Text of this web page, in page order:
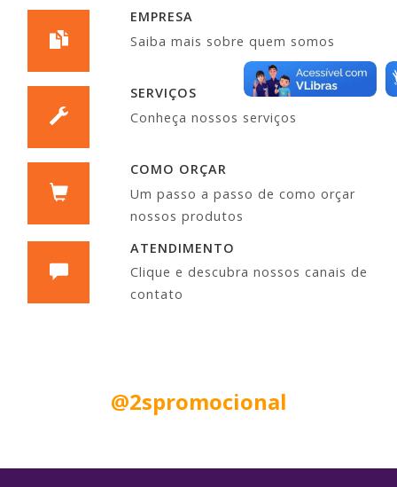
EMPRESA
Saiba mais sobre quem somos
SERVIÇOS
Conheça nossos serviços
COMO ORÇAR
Um passo a passo de como orçar
nossos produtos
ATENDIMENTO
Clique e descubra nossos canais de
contato
@2spromocional